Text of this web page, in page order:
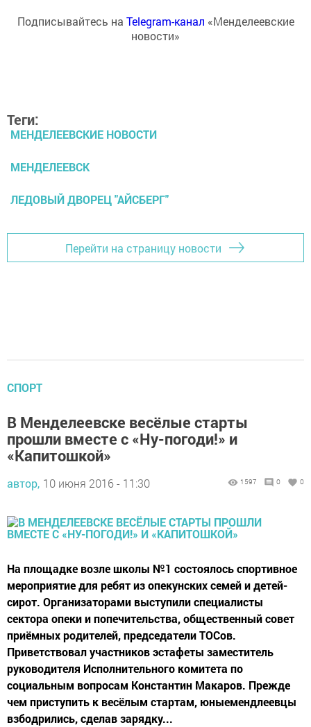
Подписывайтесь на Telegram-канал «Менделеевские
новости»
Теги:
МЕНДЕЛЕЕВСКИЕ НОВОСТИ
МЕНДЕЛЕЕВСК
ЛЕДОВЫЙ ДВОРЕЦ "АЙСБЕРГ"
Перейти на страницу новости
СПОРТ
В Менделеевске весёлые старты
прошли вместе с «Ну-погоди!» и
«Капитошкой»
автор, 10 июня 2016 - 11:30 1597 0 0
На площадке возле школы №1 состоялось спортивное
мероприятие для ребят из опекунских семей и детей-
сирот. Организаторами выступили специалисты
сектора опеки и попечительства, общественный совет
приёмных родителей, председатели ТОСов.
Приветствовал участников эстафеты заместитель
руководителя Исполнительного комитета по
социальным вопросам Константин Макаров. Прежде
чем приступить к весёлым стартам, юныемендлеевцы
взбодрились, сделав зарядку...